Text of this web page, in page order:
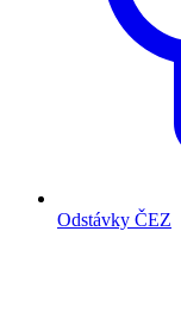
Odstávky ČEZ